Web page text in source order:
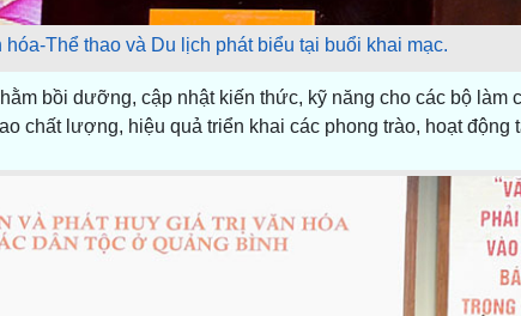
Thể thao và Du lịch phát biểu tại buổi khai mạc.
bồi dưỡng, cập nhật kiến thức, kỹ năng cho các bộ làm
chất lượng, hiệu quả triển khai các phong trào, hoạt động